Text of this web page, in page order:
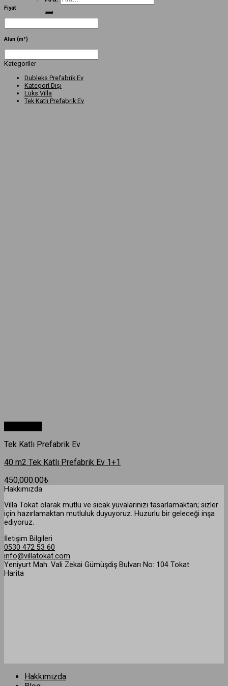
Fiyat
Alan (m²)
Kategoriler
Dubleks Prefabrik Ev
Kategori Dışı
Lüks Villa
Tek Katlı Prefabrik Ev
Tek Katlı Prefabrik Ev
40 m2 Tek Katlı Prefabrik Ev 1+1
450,000.00₺
Hakkımızda
Villa Tokat olarak mutlu ve sıcak yuvalarınızı tasarlamaktan; sizler
için hazırlamaktan mutluluk duyuyoruz. Huzurlu bir geleceği inşa
ediyoruz.
İletişim Bilgileri
0530 472 53 60
info@villatokat.com
Yeniyurt Mah. Vali Zekai Gümüşdiş Bulvarı No: 104 Tokat
Harita
Hakkımızda